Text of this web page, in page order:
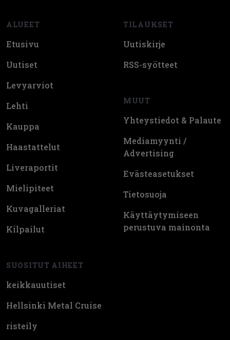
ALUEET
Etusivu
Uutiset
Levyarviot
Lehti
Kauppa
Haastattelut
Liveraportit
Mielipiteet
Kuvagalleriat
Kilpailut
SUOSITUT AIHEET
keikkauutiset
Hellsinki Metal Cruise
risteily
TILAUKSET
Uutiskirje
RSS-syötteet
MUUT
Yhteystiedot & Palaute
Mediamyynti /
Advertising
Evästeasetukset
Tietosuoja
Käyttäytymiseen
perustuva mainonta